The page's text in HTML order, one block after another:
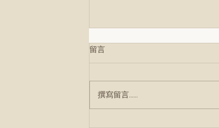
留言
撰寫留言......